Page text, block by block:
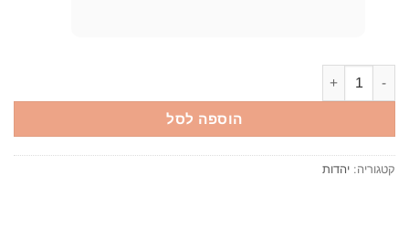
הוספה לסל
קטגוריה: יהדות